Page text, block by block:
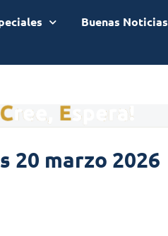
Buenas Noticias
20 marzo 2026